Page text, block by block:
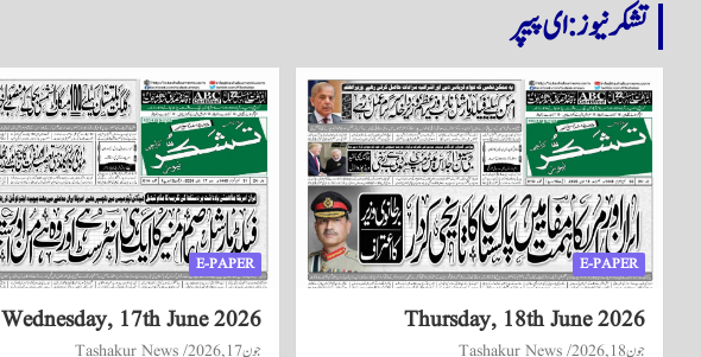
تشکر نیوز: ای پیپر
E-PAPER
Thursday, 18th June 2026
جون 18, 2026 Tashakur News
E-PAPER
Wednesday, 17th June 2026
جون 17, 2026 Tashakur News